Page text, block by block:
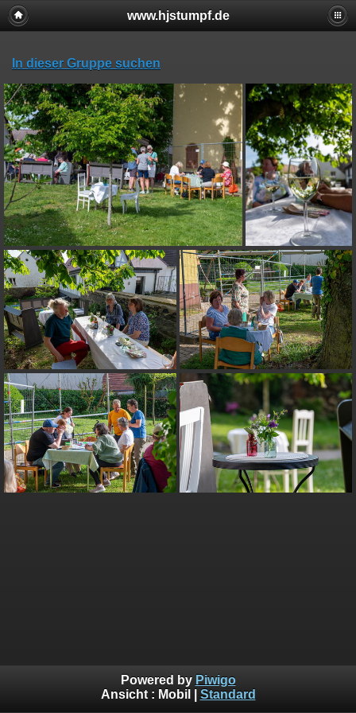
www.hjstumpf.de
In dieser Gruppe suchen
Powered by Piwigo
Ansicht : Mobil Standard